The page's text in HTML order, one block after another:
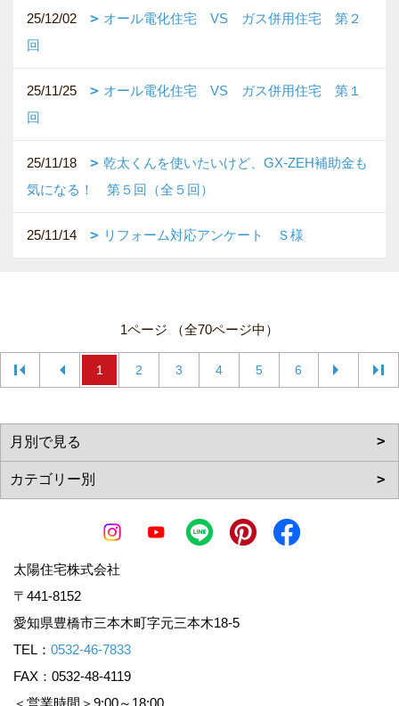
25/12/02
オール電化住宅 VS ガス併用住宅 第２
回
25/11/25
オール電化住宅 VS ガス併用住宅 第１
回
25/11/18
乾太くんを使いたいけど、GX-ZEH補助金も
気になる！ 第５回（全５回）
25/11/14 リフォーム対応アンケート Ｓ様
1ページ （全70ページ中）
1 2 3 4 5 6
太陽住宅株式会社
〒441-8152
愛知県豊橋市三本木町字元三本木18-5
TEL： 0532-46-7833
FAX：0532-48-4119
＜営業時間＞9:00～18:00